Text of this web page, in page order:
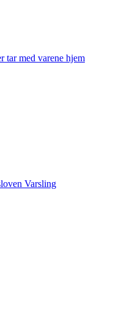
tar med varene hjem
Varsling